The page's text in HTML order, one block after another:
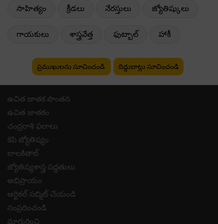
సాహిత్యం క్రీడలు నేరస్తులు జ్యోతిష్కులు
గాయకులు శాస్త్రవేత్త ఫుట్బాల్ హాకీ
ప్రముఖులను సూచించండి దిద్దుబాట్లు సూచించండి
ఉచిత జాతక పొంతన
ఉచిత జాతకం
చంద్రరాశి ఫలాలు
కెపి జ్యోతిష్యం
లాలకితాబ్
జ్యోతిష్యశాస్త్ర పద్ధతులు
అభిప్రాయం
ఆర్టికల్ సబ్మిట్ చేయండి
సంప్రదించండి
మాగురించి